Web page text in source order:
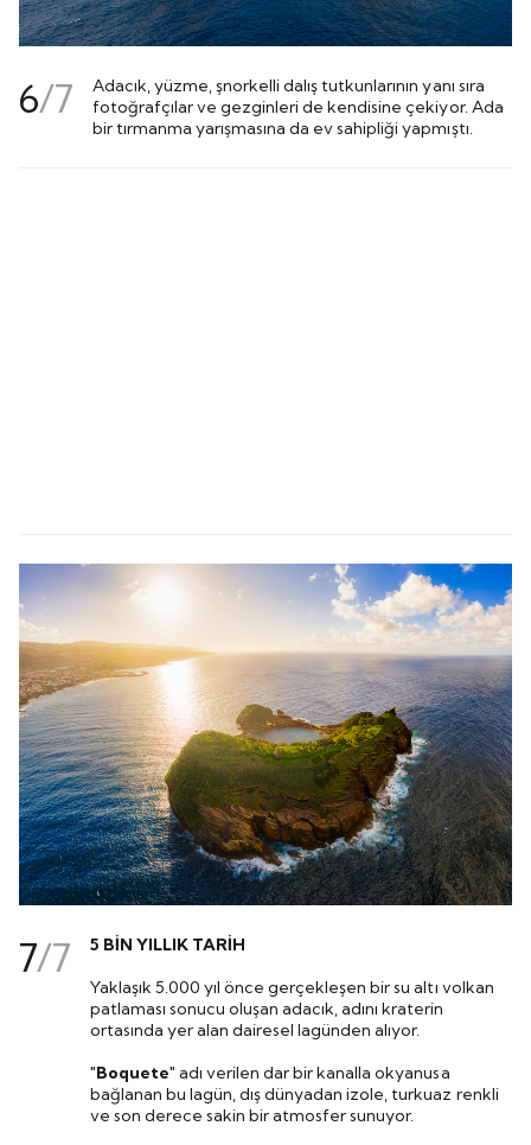
6/7
Adacık, yüzme, şnorkelli dalış tutkunlarının yanı sıra
fotoğrafçılar ve gezginleri de kendisine çekiyor. Ada
bir tırmanma yarışmasına da ev sahipliği yapmıştı.
7/7
5 BİN YILLIK TARİH
Yaklaşık 5.000 yıl önce gerçekleşen bir su altı volkan
patlaması sonucu oluşan adacık, adını kraterin
ortasında yer alan dairesel lagünden alıyor.
"Boquete" adı verilen dar bir kanalla okyanusa
bağlanan bu lagün, dış dünyadan izole, turkuaz renkli
ve son derece sakin bir atmosfer sunuyor.